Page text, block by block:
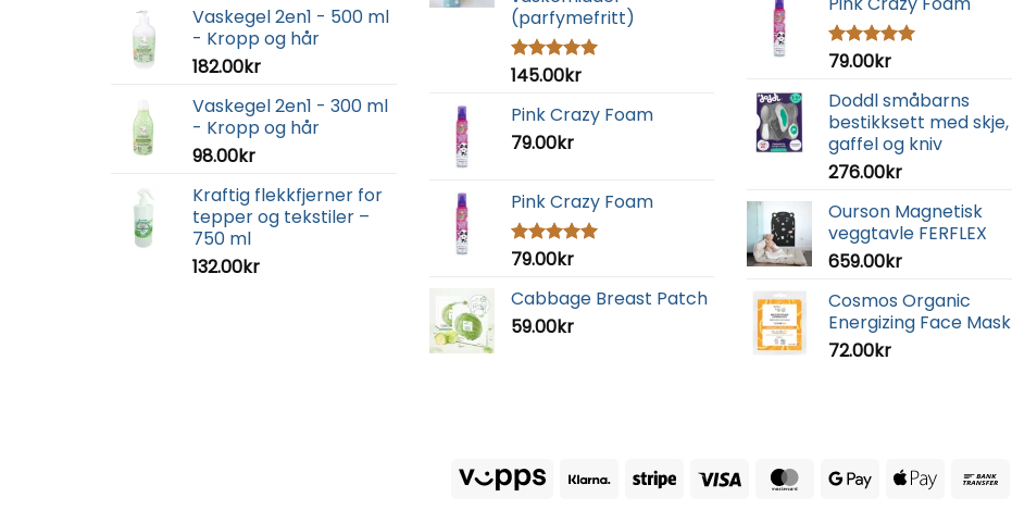
Vaskegel 2en1 - 500 ml
- Kropp og hår
182.00kr
Vaskegel 2en1 - 300 ml
- Kropp og hår
98.00kr
Kraftig flekkfjerner for
tepper og tekstiler –
750 ml
132.00kr
(parfymefritt)
Vurdert
145.00kr
Pink Crazy Foam
79.00kr
Pink Crazy Foam
Vurdert
79.00kr
Cabbage Breast Patch
59.00kr
Vurdert
79.00kr
Doddl småbarns
bestikksett med skje,
gaffel og kniv
276.00kr
Ourson Magnetisk
veggtavle FERFLEX
659.00kr
Cosmos Organic
Energizing Face Mask
72.00kr